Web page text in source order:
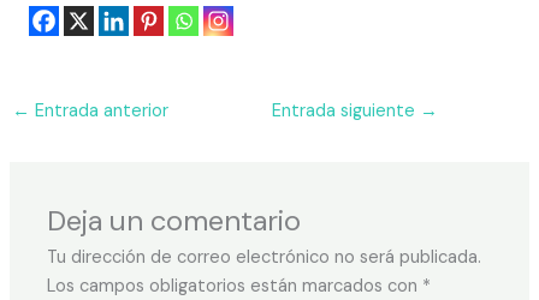
← Entrada anterior Entrada siguiente →
Deja un comentario
Tu dirección de correo electrónico no será publicada.
Los campos obligatorios están marcados con *